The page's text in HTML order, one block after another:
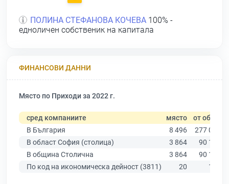
ПОЛИНА СТЕФАНОВА КОЧЕВА 100% -
едноличен собственик на капитала
ФИНАНСОВИ ДАННИ
Място по Приходи за 2022 г.
сред компаниите място от общо
В България
8 496
277 019
В област София (столица)
3 864
90 178
В община Столична
3 864
90 178
По код на икономическа дейност (3811)
20 199